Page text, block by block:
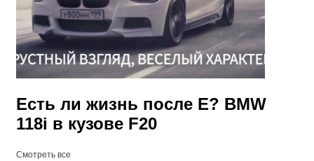
Есть ли жизнь после Е? BMW
118i в кузове F20
Смотреть все